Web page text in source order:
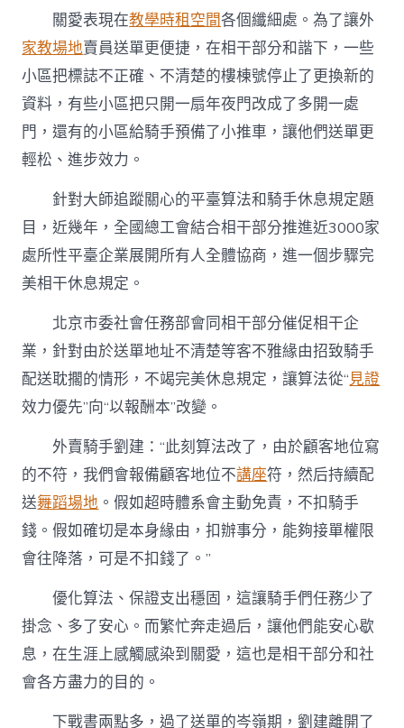
關愛表現在教學時租空間各個纖細處。為了讓外
家教場地賣員送單更便捷，在相干部分和諧下，一些
小區把標誌不正確、不清楚的樓棟號停止了更換新的
資料，有些小區把只開一扇年夜門改成了多開一處
門，還有的小區給騎手預備了小推車，讓他們送單更
輕松、進步效力。
針對大師追蹤關心的平臺算法和騎手休息規定題
目，近幾年，全國總工會結合相干部分推進近3000家
處所性平臺企業展開所有人全體協商，進一個步驟完
美相干休息規定。
北京市委社會任務部會同相干部分催促相干企
業，針對由於送單地址不清楚等客不雅緣由招致騎手
配送耽擱的情形，不竭完美休息規定，讓算法從“見證
效力優先”向“以報酬本”改變。
外賣騎手劉建：“此刻算法改了，由於顧客地位寫
的不符，我們會報備顧客地位不講座符，然后持續配
送舞蹈場地 。假如超時體系會主動免責，不扣騎手
錢。假如確切是本身緣由，扣辦事分，能夠接單權限
會往降落，可是不扣錢了。”
優化算法、保證支出穩固，這讓騎手們任務少了
掛念、多了安心。而繁忙奔走過后，讓他們能安心歇
息，在生涯上感觸感染到關愛，這也是相干部分和社
會各方盡力的目的。
下戰書兩點多，過了送單的岑嶺期，劉建離開了